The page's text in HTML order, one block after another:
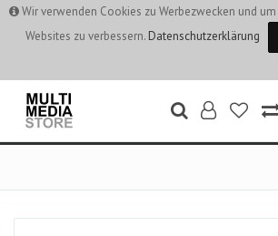
Wir verwenden Cookies zu Werbezwecken und
Websites zu verbessern. Datenschutzerklärung